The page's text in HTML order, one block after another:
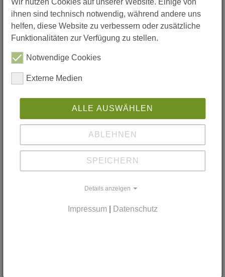
Anlagenbau Sandersleben GmbH
Eislebener Straße 16-18 06456
Arnstein, Konstruktionsmechaniker*in
thyssenkrupp Presta Schönebeck
Barbarastraße 30 39218 Schönebeck
(Elbe), Industriemechaniker*in /
Mechatroniker*in / Maschinen- und
Anlagenführer*in /…
TM GROUP
Wir nutzen Cookies auf unserer Website. Einige von
ihnen sind technisch notwendig, während andere uns
helfen, diese Website zu verbessern oder zusätzliche
Funktionalitäten zur Verfügung zu stellen.
Notwendige Cookies
Externe Medien
ALLE AUSWÄHLEN
ABLEHNEN
SPEICHERN
Details anzeigen
Impressum| Datenschutz